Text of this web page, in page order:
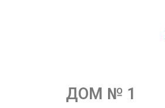
ДОМ № 1